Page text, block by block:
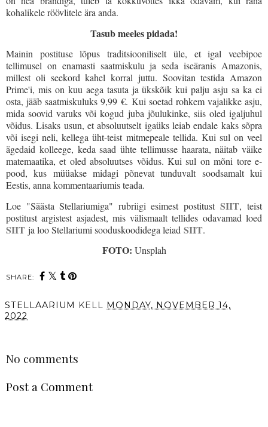
kohalikele röövlitele ära anda.
Tasub meeles pidada!
Mainin postituse lõpus traditsiooniliselt üle, et igal veebipoe
tellimusel on enamasti saatmiskulu ja seda iseäranis Amazonis,
millest oli seekord kahel korral juttu. Soovitan testida Amazon
Prime'i, mis on kuu aega tasuta ja ükskõik kui palju asju sa ka ei
osta, jääb saatmiskuluks 9,99€. Kui soetad rohkem vajalikke asju,
mida soovid varuks või kogud juba jõulukinke, siis oled igaljuhul
võidus. Lisaks usun, et absoluutselt igaüks leiab endale kaks sõpra
või isegi neli, kellega üht-teist mitmepeale tellida. Kui sul on veel
ägedaid kolleege, keda saad ühte tellimusse haarata, näitab väike
matemaatika, et oled absoluutses võidus. Kui sul on mõni tore e-
pood, kus müüakse midagi põnevat tunduvalt soodsamalt kui
Eestis, anna kommentaariumis teada.
Loe "Säästa Stellariumiga" rubriigi esimest postitustSIIT, teist
postitust argistest asjadest, mis välismaalt tellides odavamad loed
SIIT ja loo Stellariumi sooduskoodidega leiad SIIT.
FOTO: Unsplah
SHARE:
STELLAARIUM KELL MONDAY, NOVEMBER 14,
2022
No comments
Post a Comment